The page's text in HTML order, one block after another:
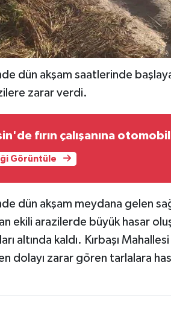
dün akşam saatlerinde
zarar verdi.
fırın çalışanına
Görüntüle
dün akşam meydana gelen
ekili arazilerde büyük hasar
altında kaldı. Kırbaşı
dolayı zarar gören tarlalara